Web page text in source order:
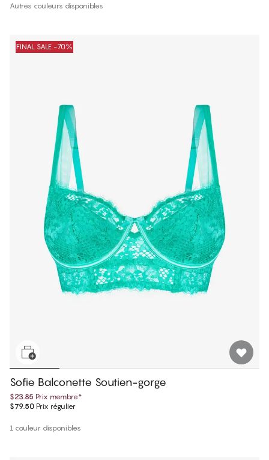
Autres couleurs disponibles
FINAL SALE -70%
Sofie Balconette Soutien-gorge
$23.85 Prix membre*
$79.50 Prix régulier
1 couleur disponibles